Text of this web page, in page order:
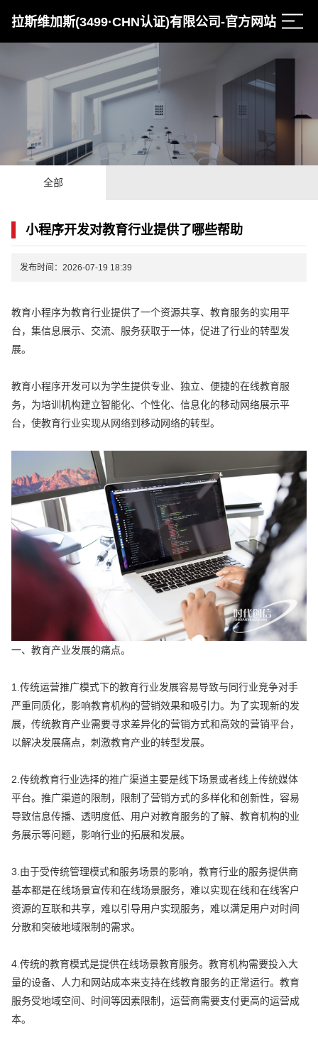
拉斯维加斯(3499·CHN认证)有限公司-官方网站
全部
小程序开发对教育行业提供了哪些帮助
发布时间：2026-07-19 18:39
教育小程序为教育行业提供了一个资源共享、教育服务的实用平
台，集信息展示、交流、服务获取于一体，促进了行业的转型发
展。
教育小程序开发可以为学生提供专业、独立、便捷的在线教育服
务，为培训机构建立智能化、个性化、信息化的移动网络展示平
台，使教育行业实现从网络到移动网络的转型。
一、教育产业发展的痛点。
1.传统运营推广模式下的教育行业发展容易导致与同行业竞争对手
严重同质化，影响教育机构的营销效果和吸引力。为了实现新的发
展，传统教育产业需要寻求差异化的营销方式和高效的营销平台，
以解决发展痛点，刺激教育产业的转型发展。
2.传统教育行业选择的推广渠道主要是线下场景或者线上传统媒体
平台。推广渠道的限制，限制了营销方式的多样化和创新性，容易
导致信息传播、透明度低、用户对教育服务的了解、教育机构的业
务展示等问题，影响行业的拓展和发展。
3.由于受传统管理模式和服务场景的影响，教育行业的服务提供商
基本都是在线场景宣传和在线场景服务，难以实现在线和在线客户
资源的互联和共享，难以引导用户实现服务，难以满足用户对时间
分散和突破地域限制的需求。
4.传统的教育模式是提供在线场景教育服务。教育机构需要投入大
量的设备、人力和网站成本来支持在线教育服务的正常运行。教育
服务受地域空间、时间等因素限制，运营商需要支付更高的运营成
本。